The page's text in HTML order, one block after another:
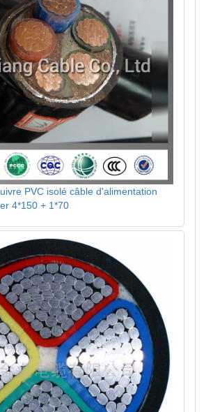
PVC isolé câble d'alimentation
4*150 + 1*70